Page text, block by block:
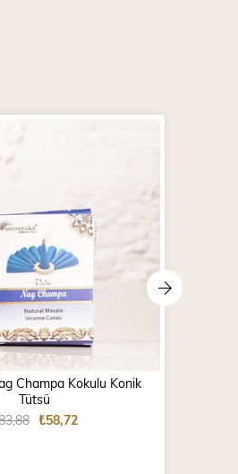
Champa Kokulu Konik
Tütsü
₺58,72